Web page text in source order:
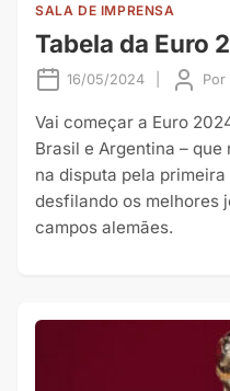
SALA DE IMPRENSA
Tabela da Euro
16/05/2024 Por
Vai começar a Euro
Brasil e Argentina –
na disputa pela
desfilando os melhores
campos alemães.